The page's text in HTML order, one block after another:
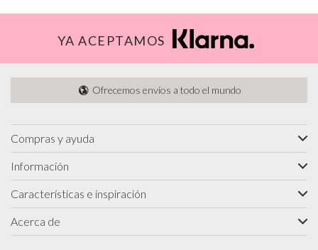
YA ACEPTAMOS
Ofrecemos envíos a todo el mundo
Compras y ayuda
Información
Características e inspiración
Acerca de